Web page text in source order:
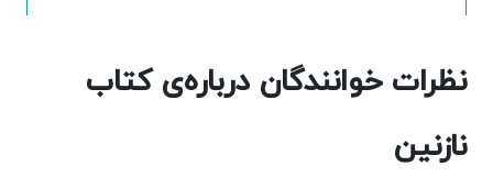
نظرات خوانندگان درباره‌ی کتاب
نازنین